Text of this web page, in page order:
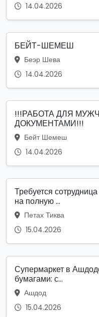
14.04.2026
БЕЙТ-ШЕМЕШ
Беэр Шева
14.04.2026
!!!РАБОТА ДЛЯ
ДОКУМЕНТАМИ!!!
Бейт Шемеш
14.04.2026
Требуется
на полную ...
Петах Тиква
15.04.2026
Супермаркет в
бумагами: с...
Ашдод
15.04.2026